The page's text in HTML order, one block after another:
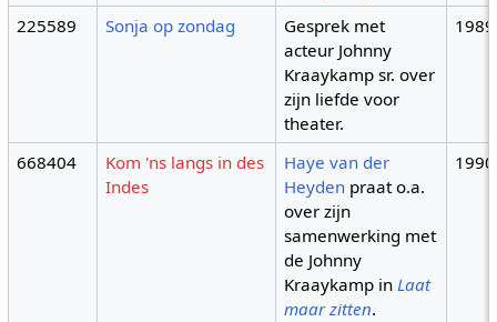
225589 Sonja op zondag
Gesprek met
acteur Johnny
Kraaykamp sr. over
zijn liefde voor
theater.
1989
668404
Kom 'ns langs in des
Indes
Haye van der
Heyden praat o.a.
over zijn
samenwerking met
de Johnny
Kraaykamp inLaat
maar zitten.
1990